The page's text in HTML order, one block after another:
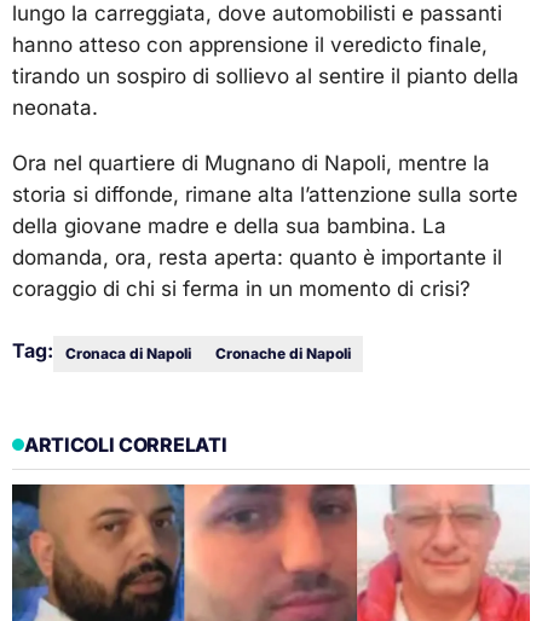
lungo la carreggiata, dove automobilisti e passanti
hanno atteso con apprensione il veredicto finale,
tirando un sospiro di sollievo al sentire il pianto della
neonata.
Ora nel quartiere di Mugnano di Napoli, mentre la
storia si diffonde, rimane alta l’attenzione sulla sorte
della giovane madre e della sua bambina. La
domanda, ora, resta aperta: quanto è importante il
coraggio di chi si ferma in un momento di crisi?
Tag: Cronaca di Napoli Cronache di Napoli
ARTICOLI CORRELATI